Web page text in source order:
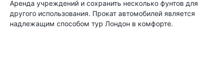
Аренда учреждений и сохранить несколько фунтов для
другого использования. Прокат автомобилей является
надлежащим способом тур Лондон в комфорте.